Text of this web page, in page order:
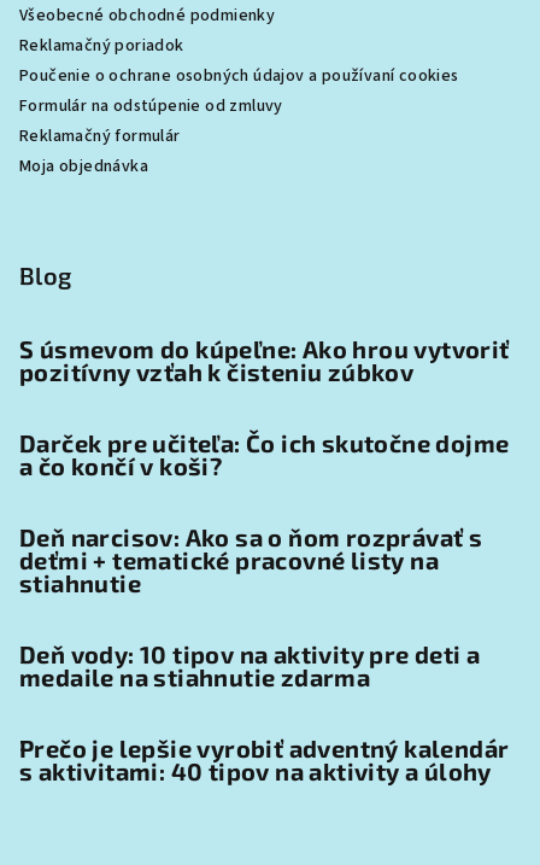
Všeobecné obchodné podmienky
Reklamačný poriadok
Poučenie o ochrane osobných údajov a používaní cookies
Formulár na odstúpenie od zmluvy
Reklamačný formulár
Moja objednávka
Blog
S úsmevom do kúpeľne: Ako hrou vytvoriť
pozitívny vzťah k čisteniu zúbkov
Darček pre učiteľa: Čo ich skutočne dojme
a čo končí v koši?
Deň narcisov: Ako sa o ňom rozprávať s
deťmi + tematické pracovné listy na
stiahnutie
Deň vody: 10 tipov na aktivity pre deti a
medaile na stiahnutie zdarma
Prečo je lepšie vyrobiť adventný kalendár
s aktivitami: 40 tipov na aktivity a úlohy